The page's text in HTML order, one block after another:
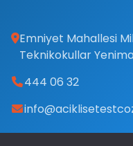
Emniyet Mahallesi
Teknikokullar
444 06 32